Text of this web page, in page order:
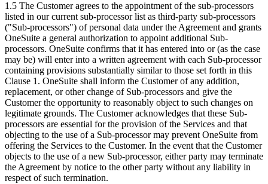
1.5 The Customer agrees to the appointment of the sub-processors
listed in our current sub-processor list as third-party sub-processors
("Sub-processors") of personal data under the Agreement and grants
OneSuite a general authorization to appoint additional Sub-
processors. OneSuite confirms that it has entered into or (as the case
may be) will enter into a written agreement with each Sub-processor
containing provisions substantially similar to those set forth in this
Clause 1. OneSuite shall inform the Customer of any addition,
replacement, or other change of Sub-processors and give the
Customer the opportunity to reasonably object to such changes on
legitimate grounds. The Customer acknowledges that these Sub-
processors are essential for the provision of the Services and that
objecting to the use of a Sub-processor may prevent OneSuite from
offering the Services to the Customer. In the event that the Customer
objects to the use of a new Sub-processor, either party may terminate
the Agreement by notice to the other party without any liability in
respect of such termination.